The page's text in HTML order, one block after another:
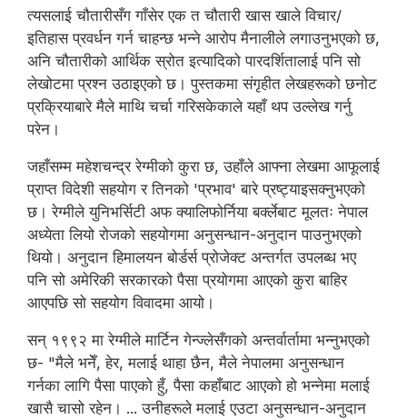
त्यसलाई चौतारीसँग गाँसेर एक त चौतारी खास खाले विचार/
इतिहास प्रवर्धन गर्न चाहन्छ भन्ने आरोप मैनालीले लगाउनुभएको छ,
अनि चौतारीको आर्थिक स्रोत इत्यादिको पारदर्शितालाई पनि सो
लेखोटमा प्रश्न उठाइएको छ। पुस्तकमा संगृहीत लेखहरूको छनोट
प्रक्रियाबारे मैले माथि चर्चा गरिसकेकाले यहाँ थप उल्लेख गर्नु
परेन।
जहाँसम्म महेशचन्द्र रेग्मीको कुरा छ, उहाँले आफ्ना लेखमा आफूलाई
प्राप्त विदेशी सहयोग र तिनको 'प्रभाव' बारे प्रष्ट्याइसक्नुभएको
छ। रेग्मीले युनिभर्सिटी अफ क्यालिफोर्निया बर्क्लेबाट मूलतः नेपाल
अध्येता लियो रोजको सहयोगमा अनुसन्धान-अनुदान पाउनुभएको
थियो। अनुदान हिमालयन बोर्डर्स प्रोजेक्ट अन्तर्गत उपलब्ध भए
पनि सो अमेरिकी सरकारको पैसा प्रयोगमा आएको कुरा बाहिर
आएपछि सो सहयोग विवादमा आयो।
सन् १९९२ मा रेग्मीले मार्टिन गेन्ज्लेसँगको अन्तर्वार्तामा भन्नुभएको
छ- "मैले भनेँ, हेर, मलाई थाहा छैन, मैले नेपालमा अनुसन्धान
गर्नका लागि पैसा पाएको हुँ, पैसा कहाँबाट आएको हो भन्नेमा मलाई
खासै चासो रहेन। ... उनीहरूले मलाई एउटा अनुसन्धान-अनुदान